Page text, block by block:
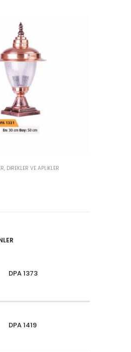
DIREKLER VE APLIKLER
DPA 1373
DPA 1419